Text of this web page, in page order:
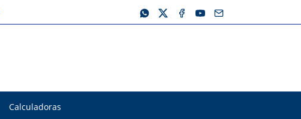
Calculadoras